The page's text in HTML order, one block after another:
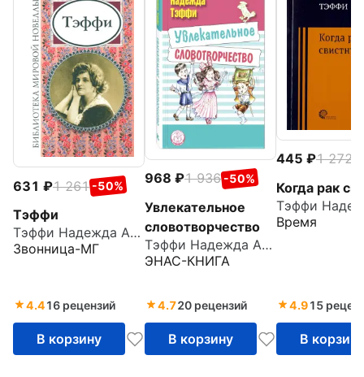
631 1 261 -50%
Тэффи
Тэффи Надежда Александровна
Звонница-МГ
4.416 рецензий
В корзину
968 1 936 -50%
Увлекательное
словотворчество
Тэффи Надежда Александровна
ЭНАС-КНИГА
4.720 рецензий
В корзину
445 1 272
Когда рак
Время
4.915
В корзину